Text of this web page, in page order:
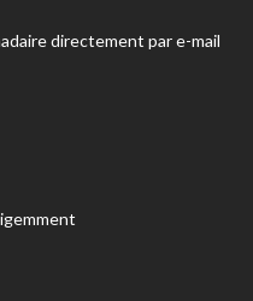
directement par e-mail